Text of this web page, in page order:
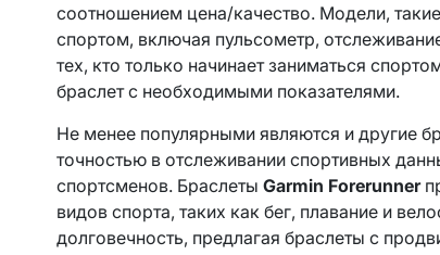
соотношением цена/качество. Модели,
спортом, включая пульсометр,
тех, кто только начинает заниматься
браслет с необходимыми показателями.
Не менее популярными являются и другие
точностью в отслеживании спортивных
спортсменов. Браслеты Garmin Forerunner
видов спорта, таких как бег, плавание и
долговечность, предлагая браслеты с